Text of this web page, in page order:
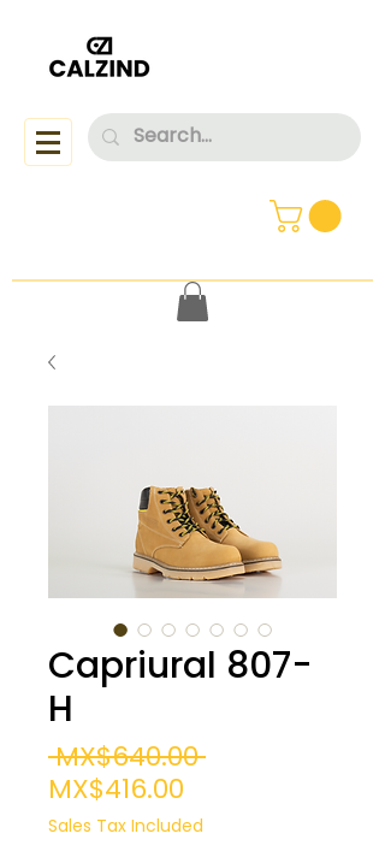
Capriural 807-
H
MX$640.00 Regular
MX$416.00
Price
Sales Tax Included